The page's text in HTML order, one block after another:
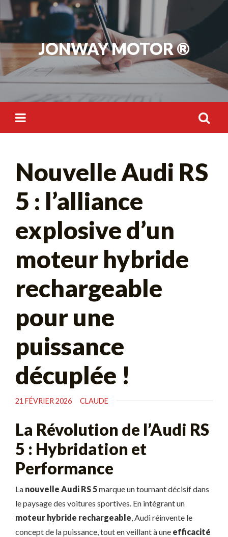
Skip
to
content
JONWAY MOTOR ®
Nouvelle Audi RS
5 : l’alliance
explosive d’un
moteur hybride
rechargeable
pour une
puissance
décuplée !
21 FÉVRIER 2026 CLAUDE
La Révolution de l’Audi RS
5 : Hybridation et
Performance
La nouvelle Audi RS 5marque un tournant décisif dans
le paysage des voitures sportives. En intégrant un
moteur hybride rechargeable, Audi réinvente le
concept de la puissance, tout en veillant à une efficacité